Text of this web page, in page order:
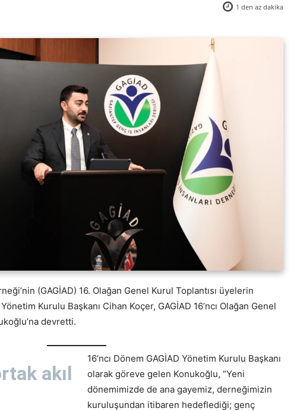
1 den az dakika
(GAGİAD) 16. Olağan Genel Kurul Toplantısı üyelerin
Kurulu Başkanı Cihan Koçer, GAGİAD 16’ncı Olağan Genel
devretti.
akıl
16’ncı Dönem GAGİAD Yönetim Kurulu Başkanı
olarak göreve gelen Konukoğlu, “Yeni
dönemimizde de ana gayemiz, derneğimizin
kuruluşundan itibaren hedeflediği; genç